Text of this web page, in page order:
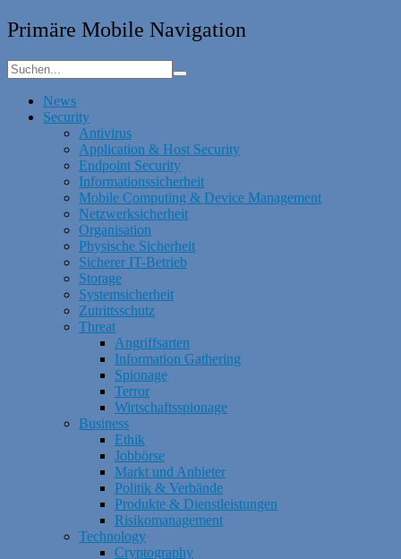
Primäre Mobile Navigation
News
Security
Antivirus
Application & Host Security
Endpoint Security
Informationssicherheit
Mobile Computing & Device Management
Netzwerksicherheit
Organisation
Physische Sicherheit
Sicherer IT-Betrieb
Storage
Systemsicherheit
Zutrittsschutz
Threat
Angriffsarten
Information Gathering
Spionage
Terror
Wirtschaftsspionage
Business
Ethik
Jobbörse
Markt und Anbieter
Politik & Verbände
Produkte & Dienstleistungen
Risikomanagement
Technology
Cryptography